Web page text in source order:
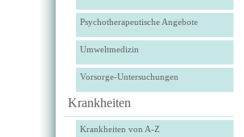
Psychotherapeutische Angebote
Umweltmedizin
Vorsorge-Untersuchungen
Krankheiten
Krankheiten von A-Z